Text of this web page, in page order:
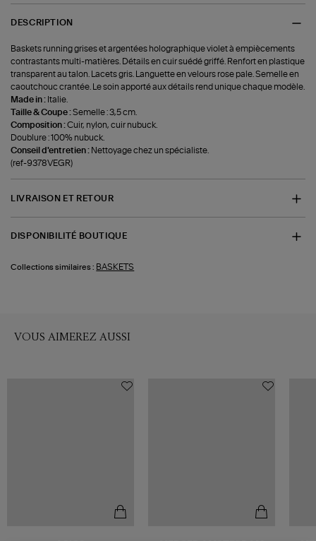
DESCRIPTION
Baskets running grises et argentées holographique violet à empiècements
contrastants multi-matières. Détails en cuir suédé griffé. Renfort en plastique
transparent au talon. Lacets gris. Languette en velours rose pale. Semelle en
caoutchouc crantée. Le soin apporté aux détails rend unique chaque modèle.
Made in : Italie.
Taille & Coupe :Semelle : 3,5 cm.
Composition :Cuir, nylon, cuir nubuck.
Doublure : 100% nubuck.
Conseil d'entretien : Nettoyage chez un spécialiste.
(ref-9378VEGR)
LIVRAISON ET RETOUR
DISPONIBILITÉ BOUTIQUE
Collections similaires : BASKETS
VOUS AIMEREZ AUSSI